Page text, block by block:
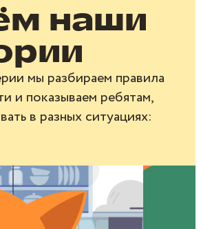
наши
мы разбираем правила
и показываем ребятам,
в разных ситуациях: